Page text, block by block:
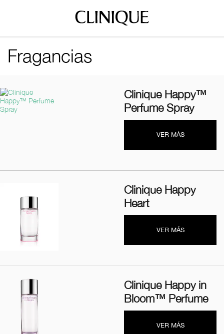
Fragancias
Clinique Happy™
Perfume Spray
VER MÁS
Clinique Happy
Heart
VER MÁS
Clinique Happy in
Bloom™ Perfume
VER MÁS